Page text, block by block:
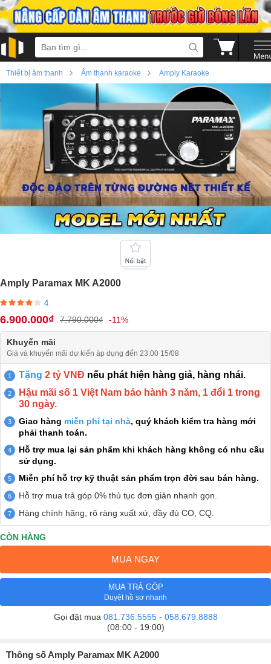
Thiết bị âm thanh › Âm thanh karaoke › Amply Karaoke
Amply Paramax MK A2000
4
6.900.000₫ 7.790.000₫ -11%
Khuyến mãi
Giá và khuyến mãi dự kiến áp dụng đến 23:00 15/08
Tặng 2 tỷ VNĐ nếu phát hiện hàng giả, hàng nhái.
Hậu mãi số 1 Việt Nam bảo hành 3 năm, 1 đổi 1 trong
30 ngày.
Giao hàng miễn phí tại nhà, quý khách kiểm tra hàng mới
phải thanh toán.
Hỗ trợ mua lại sản phẩm khi khách hàng không có nhu cầu
sử dụng.
Miễn phí hỗ trợ kỹ thuật sản phẩm trọn đời sau bán hàng.
Hỗ trợ mua trả góp 0% thủ tục đơn giản nhanh gọn.
Hàng chính hãng, rõ ràng xuất xứ, đầy đủ CO, CQ.
CÒN HÀNG
MUA NGAY
MUA TRẢ GÓP
Duyệt hồ sơ nhanh
Gọi đặt mua 081.736.5555- 058.679.8888
(08:00 - 19:00)
Thông số Amply Paramax MK A2000